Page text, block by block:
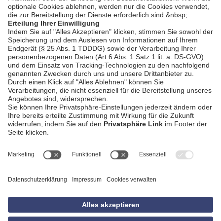
AGB
Datenschutzerklärung
Empfang